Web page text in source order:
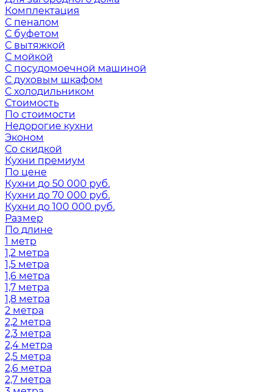
Комплектация
С пеналом
С буфетом
С вытяжкой
С мойкой
С посудомоечной машиной
С духовым шкафом
С холодильником
Стоимость
По стоимости
Недорогие кухни
Эконом
Со скидкой
Кухни премиум
По цене
Кухни до 50 000 руб.
Кухни до 70 000 руб.
Кухни до 100 000 руб.
Размер
По длине
1 метр
1,2 метра
1,5 метра
1,6 метра
1,7 метра
1,8 метра
2 метра
2,2 метра
2,3 метра
2,4 метра
2,5 метра
2,6 метра
2,7 метра